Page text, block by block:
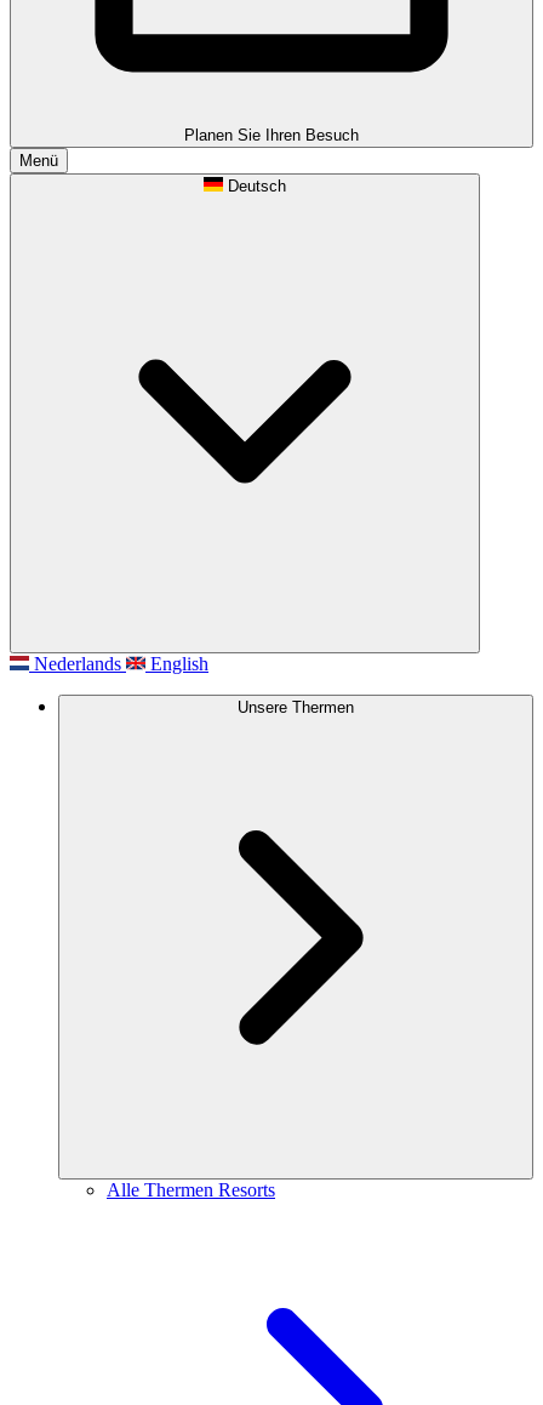
Planen Sie Ihren Besuch
Menü
Deutsch
Nederlands English
Unsere Thermen
Alle Thermen Resorts